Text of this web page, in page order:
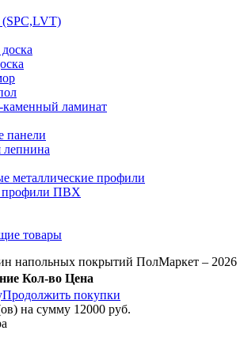
ламинат
панели
лепнина
металлические профили
профили ПВХ
товары
напольных покрытий ПолМаркет – 2026
Кол-во Цена
Продолжить покупки
на сумму 12000 руб.